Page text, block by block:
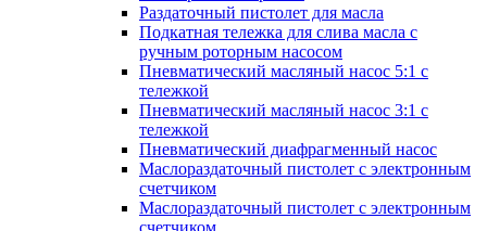
Раздаточный пистолет для масла
Подкатная тележка для слива масла с
ручным роторным насосом
Пневматический масляный насос 5:1 с
тележкой
Пневматический масляный насос 3:1 с
тележкой
Пневматический диафрагменный насос
Маслораздаточный пистолет с электронным
счетчиком
Маслораздаточный пистолет с электронным
счетчиком